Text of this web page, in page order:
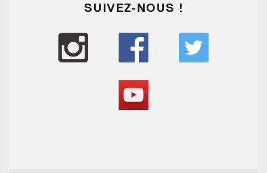
SUIVEZ-NOUS !